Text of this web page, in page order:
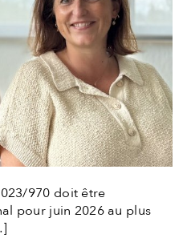
970 doit être
pour juin 2026 au plus